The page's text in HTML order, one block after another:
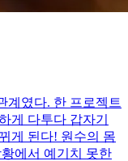
계였다. 한 프로젝트
게 다투다 갑자기
게 된다! 원수의 몸
에서 예기치 못한